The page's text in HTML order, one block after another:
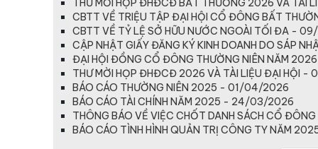
THƯ MỜI HỌP ĐHĐCĐ BẤT THƯỜNG 2026 VÀ
CBTT VỀ TRIỆU TẬP ĐẠI HỘI CỔ ĐÔNG BẤT
CBTT VỀ TỶ LỆ SỞ HỮU NƯỚC NGOÀI TỐI ĐA -
CẬP NHẬT GIẤY ĐĂNG KÝ KINH DOANH DO SÁP
ĐẠI HỘI ĐỒNG CỔ ĐÔNG THƯỜNG NIÊN NĂM
THƯ MỜI HỌP ĐHĐCĐ 2026 VÀ TÀI LIỆU ĐẠI HỘI
BÁO CÁO THƯỜNG NIÊN 2025 - 01/04/2026
BÁO CÁO TÀI CHÍNH NĂM 2025 - 24/03/2026
THÔNG BÁO VỀ VIỆC CHỐT DANH SÁCH CỔ
BÁO CÁO TÌNH HÌNH QUẢN TRỊ CÔNG TY NĂM